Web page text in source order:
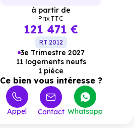
à partir de
Prix TTC
121 471 €
RT 2012
3e Trimestre 2027
11 logements neufs
1 pièce
Ce bien vous intéresse ?
Appel Contact Whatsapp